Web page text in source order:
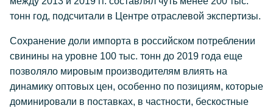
тонн год, подсчитали в Центре отраслевой экспертизы.
Сохранение доли импорта в российском потреблении
свинины на уровне 100 тыс. тонн до 2019 года еще
позволяло мировым производителям влиять на
динамику оптовых цен, особенно по позициям, которые
доминировали в поставках, в частности, бескостные